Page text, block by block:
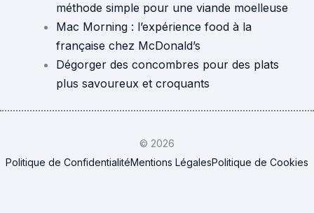
méthode simple pour une viande moelleuse
Mac Morning : l’expérience food à la
française chez McDonald’s
Dégorger des concombres pour des plats
plus savoureux et croquants
© 2026
Politique de ConfidentialitéMentions LégalesPolitique de Cookies